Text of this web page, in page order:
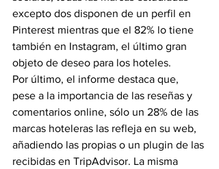
excepto dos disponen de un perfil en
Pinterest mientras que el 82% lo tiene
también en Instagram, el último gran
objeto de deseo para los hoteles.
Por último, el informe destaca que,
pese a la importancia de las reseñas y
comentarios online, sólo un 28% de las
marcas hoteleras las refleja en su web,
añadiendo las propias o un plugin de las
recibidas en TripAdvisor. La misma